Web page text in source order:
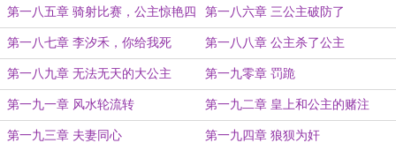
第一八五章 骑射比赛，公主惊艳四
座
第一八六章 三公主破防了
第一八七章 李汐禾，你给我死 第一八八章 公主杀了公主
第一八九章 无法无天的大公主 第一九零章 罚跪
第一九一章 风水轮流转 第一九二章 皇上和公主的赌注
第一九三章 夫妻同心 第一九四章 狼狈为奸